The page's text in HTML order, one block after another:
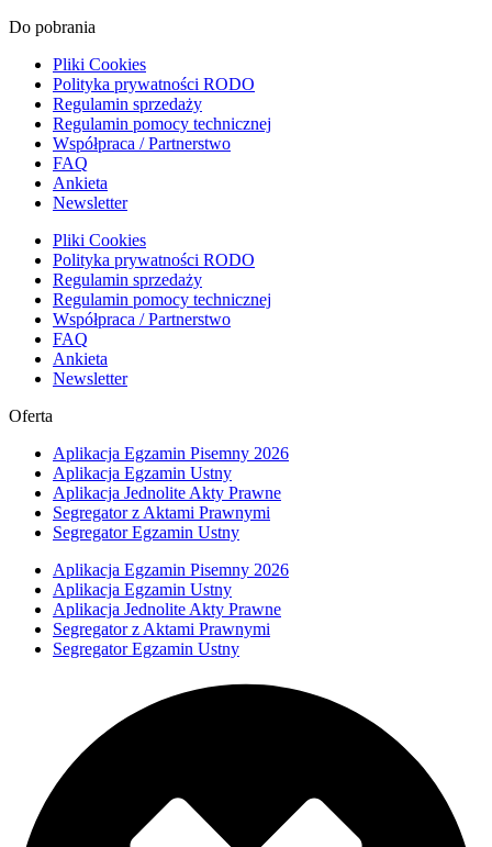
Do pobrania
Pliki Cookies
Polityka prywatności RODO
Regulamin sprzedaży
Regulamin pomocy technicznej
Współpraca / Partnerstwo
FAQ
Ankieta
Newsletter
Pliki Cookies
Polityka prywatności RODO
Regulamin sprzedaży
Regulamin pomocy technicznej
Współpraca / Partnerstwo
FAQ
Ankieta
Newsletter
Oferta
Aplikacja Egzamin Pisemny 2026
Aplikacja Egzamin Ustny
Aplikacja Jednolite Akty Prawne
Segregator z Aktami Prawnymi
Segregator Egzamin Ustny
Aplikacja Egzamin Pisemny 2026
Aplikacja Egzamin Ustny
Aplikacja Jednolite Akty Prawne
Segregator z Aktami Prawnymi
Segregator Egzamin Ustny